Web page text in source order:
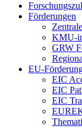
Förderungen
KMU-
GRW
EU-
EIC
EIC
EIC